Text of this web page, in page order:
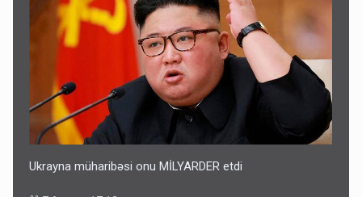
Ukrayna müharibəsi onu MİLYARDER etdi